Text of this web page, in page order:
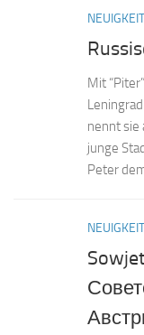
Mit
nennt sie
junge
Peter